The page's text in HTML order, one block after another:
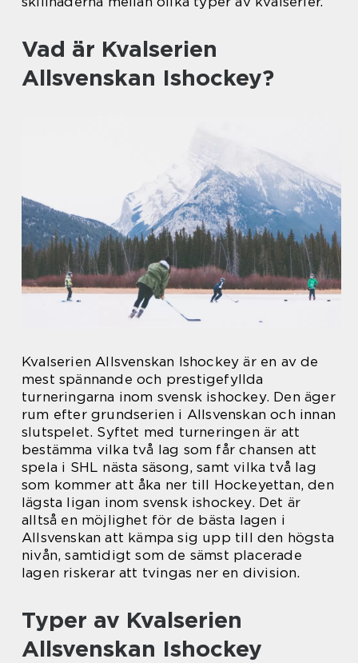
Vad är Kvalserien
Allsvenskan Ishockey?
Kvalserien Allsvenskan Ishockey är en av de
mest spännande och prestigefyllda
turneringarna inom svensk ishockey. Den äger
rum efter grundserien i Allsvenskan och innan
slutspelet. Syftet med turneringen är att
bestämma vilka två lag som får chansen att
spela i SHL nästa säsong, samt vilka två lag
som kommer att åka ner till Hockeyettan, den
lägsta ligan inom svensk ishockey. Det är
alltså en möjlighet för de bästa lagen i
Allsvenskan att kämpa sig upp till den högsta
nivån, samtidigt som de sämst placerade
lagen riskerar att tvingas ner en division.
Typer av Kvalserien
Allsvenskan Ishockey